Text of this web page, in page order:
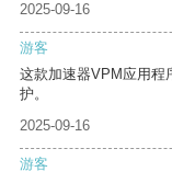
2025-09-16
游客
这款加速器VPM应用程
护。
2025-09-16
游客